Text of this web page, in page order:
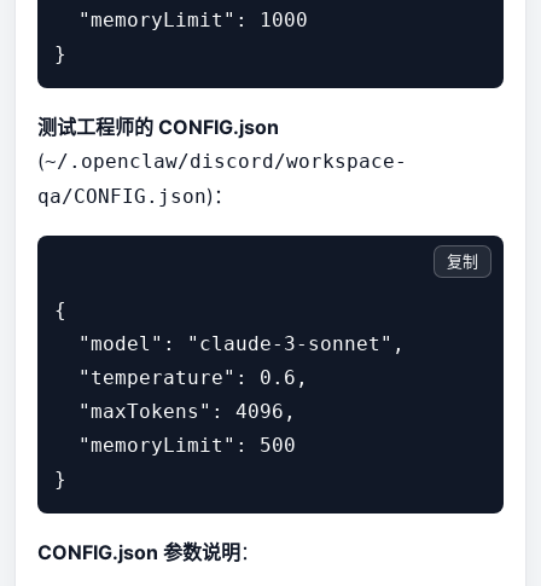
  "memoryLimit": 1000
测试工程师的 CONFIG.json
(~/.openclaw/discord/workspace-
qa/CONFIG.json)：
{
  "model": "claude-3-sonnet",
  "temperature": 0.6,
  "maxTokens": 4096,
  "memoryLimit": 500
复制
CONFIG.json 参数说明：